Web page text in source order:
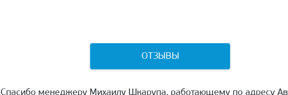
ОТЗЫВЫ
Спасибо менеджеру Михаилу Шкарупа, работающему по адресу